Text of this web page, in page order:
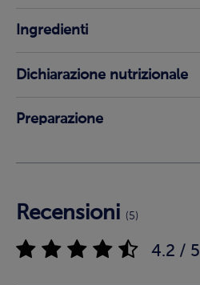
Ingredienti
Dichiarazione nutrizionale
Preparazione
Recensioni (5)
4.2 / 5